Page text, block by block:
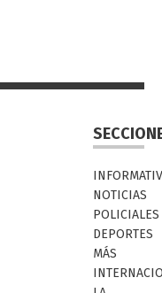
NOTICIAS
POLICIALES
DEPORTES
MÁS